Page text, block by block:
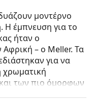
μοντέρνο
Η έμπνευση για το
ήταν ο
Αφρική – ο Meller. Τα
για να
χρωματική
των πιο όμορφων